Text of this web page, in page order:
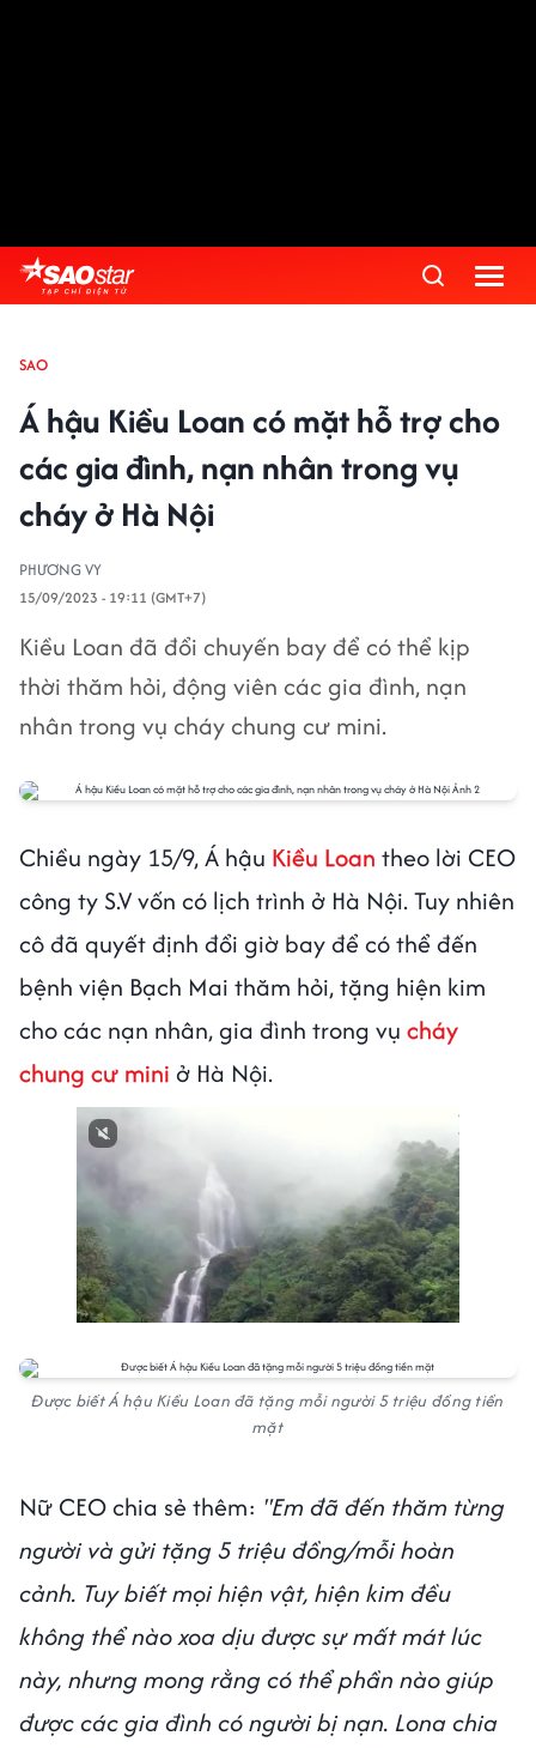
SAO
Á hậu Kiều Loan có mặt hỗ trợ cho
các gia đình, nạn nhân trong vụ
cháy ở Hà Nội
PHƯƠNG VY
15/09/2023 - 19:11 (GMT+7)
Kiều Loan đã đổi chuyến bay để có thể kịp
thời thăm hỏi, động viên các gia đình, nạn
nhân trong vụ cháy chung cư mini.
Chiều ngày 15/9, Á hậu Kiều Loan theo lời CEO
công ty S.V vốn có lịch trình ở Hà Nội. Tuy nhiên
cô đã quyết định đổi giờ bay để có thể đến
bệnh viện Bạch Mai thăm hỏi, tặng hiện kim
cho các nạn nhân, gia đình trong vụ cháy
chung cư mini ở Hà Nội.
Next video in 2 Cancel
Được biết Á hậu Kiều Loan đã tặng mỗi người 5 triệu đồng tiền
mặt
Nữ CEO chia sẻ thêm: "Em đã đến thăm từng
người và gửi tặng 5 triệu đồng/mỗi hoàn
cảnh. Tuy biết mọi hiện vật, hiện kim đều
không thể nào xoa dịu được sự mất mát lúc
này, nhưng mong rằng có thể phần nào giúp
được các gia đình có người bị nạn. Lona chia